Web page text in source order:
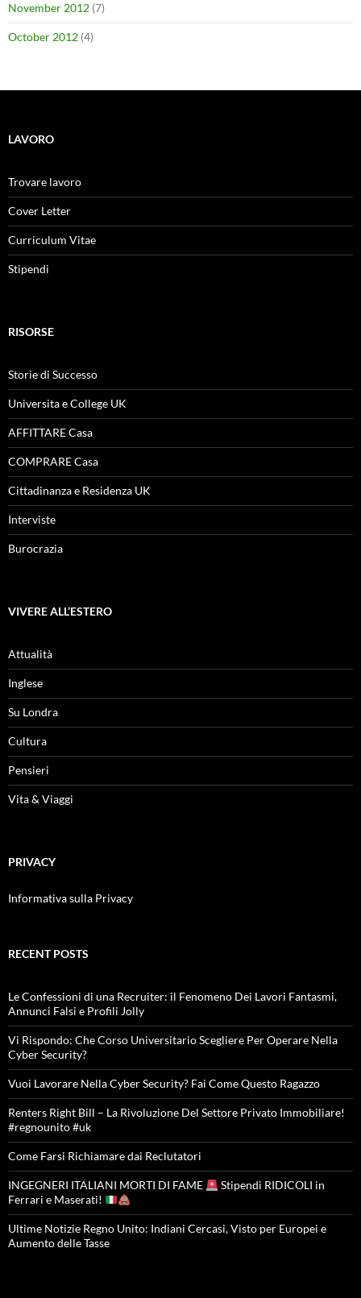
November 2012 (7)
October 2012 (4)
LAVORO
Trovare lavoro
Cover Letter
Curriculum Vitae
Stipendi
RISORSE
Storie di Successo
Universita e College UK
AFFITTARE Casa
COMPRARE Casa
Cittadinanza e Residenza UK
Interviste
Burocrazia
VIVERE ALL’ESTERO
Attualità
Inglese
Su Londra
Cultura
Pensieri
Vita & Viaggi
PRIVACY
Informativa sulla Privacy
RECENT POSTS
Le Confessioni di una Recruiter: il Fenomeno Dei Lavori Fantasmi,
Annunci Falsi e Profili Jolly
Vi Rispondo: Che Corso Universitario Scegliere Per Operare Nella
Cyber Security?
Vuoi Lavorare Nella Cyber Security? Fai Come Questo Ragazzo
Renters Right Bill – La Rivoluzione Del Settore Privato Immobiliare!
#regnounito #uk
Come Farsi Richiamare dai Reclutatori
INGEGNERI ITALIANI MORTI DI FAME
Stipendi RIDICOLI in
Ferrari e Maserati!
Ultime Notizie Regno Unito: Indiani Cercasi, Visto per Europei e
Aumento delle Tasse